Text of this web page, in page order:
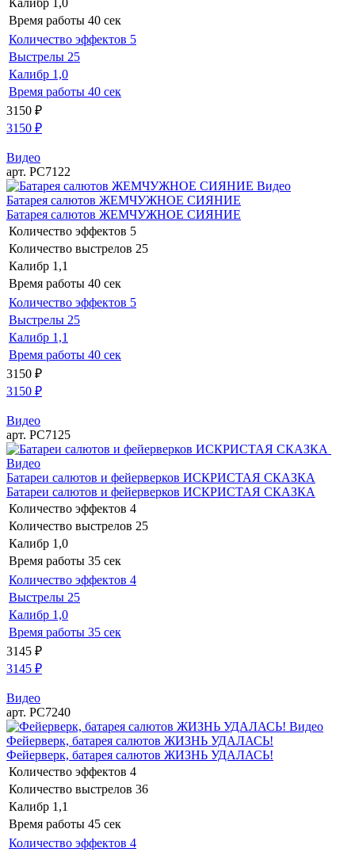
Время работы 40 сек
Количество эффектов 5
Выстрелы 25
Калибр 1,0
Время работы 40 сек
3150 ₽
3150 ₽
Видео
арт. РС7122
Видео
Батарея салютов ЖЕМЧУЖНОЕ СИЯНИЕ
Батарея салютов ЖЕМЧУЖНОЕ СИЯНИЕ
Количество эффектов 5
Количество выстрелов 25
Калибр 1,1
Время работы 40 сек
Количество эффектов 5
Выстрелы 25
Калибр 1,1
Время работы 40 сек
3150 ₽
3150 ₽
Видео
арт. РС7125
Видео
Батареи салютов и фейерверков ИСКРИСТАЯ СКАЗКА
Батареи салютов и фейерверков ИСКРИСТАЯ СКАЗКА
Количество эффектов 4
Количество выстрелов 25
Калибр 1,0
Время работы 35 сек
Количество эффектов 4
Выстрелы 25
Калибр 1,0
Время работы 35 сек
3145 ₽
3145 ₽
Видео
арт. РС7240
Видео
Фейерверк, батарея салютов ЖИЗНЬ УДАЛАСЬ!
Фейерверк, батарея салютов ЖИЗНЬ УДАЛАСЬ!
Количество эффектов 4
Количество выстрелов 36
Калибр 1,1
Время работы 45 сек
Количество эффектов 4